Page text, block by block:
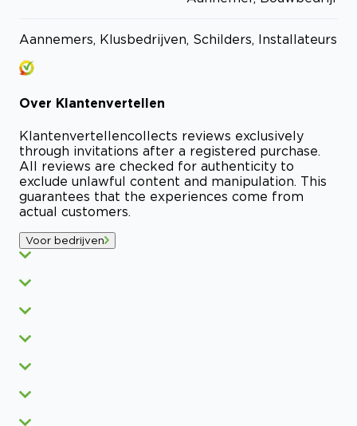
Aannemers, Klusbedrijven, Schilders, Installateurs
Over Klantenvertellen
Klantenvertellencollects reviews exclusively
through invitations after a registered purchase.
All reviews are checked for authenticity to
exclude unlawful content and manipulation. This
guarantees that the experiences come from
actual customers.
Voor bedrijven